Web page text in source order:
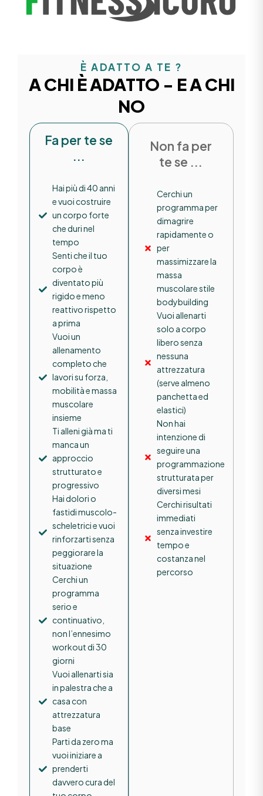
È ADATTO A TE ?
A CHI È ADATTO - E A CHI
NO
Fa per te se
...
Hai più di 40 anni
e vuoi costruire
un corpo forte
che duri nel
tempo
Senti che il tuo
corpo è
diventato più
rigido e meno
reattivo rispetto
a prima
Vuoi un
allenamento
completo che
lavori su forza,
mobilità e massa
muscolare
insieme
Ti alleni già ma ti
manca un
approccio
strutturato e
progressivo
Hai dolori o
fastidi muscolo-
scheletrici e vuoi
rinforzarti senza
peggiorare la
situazione
Cerchi un
programma
serio e
continuativo,
non l’ennesimo
workout di 30
giorni
Vuoi allenarti sia
in palestra che a
casa con
attrezzatura
base
Parti da zero ma
vuoi iniziare a
prenderti
davvero cura del
Non fa per
te se ...
Cerchi un
programma per
dimagrire
rapidamente o
per
massimizzare la
massa
muscolare stile
bodybuilding
Vuoi allenarti
solo a corpo
libero senza
nessuna
attrezzatura
(serve almeno
panchetta ed
elastici)
Non hai
intenzione di
seguire una
programmazione
strutturata per
diversi mesi
Cerchi risultati
immediati
senza investire
tempo e
costanza nel
percorso